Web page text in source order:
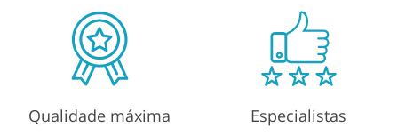
Qualidade máxima Especialistas